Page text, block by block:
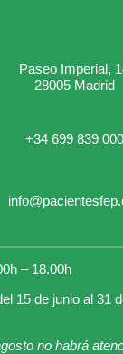
Paseo Imperial,
28005 Madrid
+34 699 839 000
– 18.00h
15 de junio al 31
no habrá